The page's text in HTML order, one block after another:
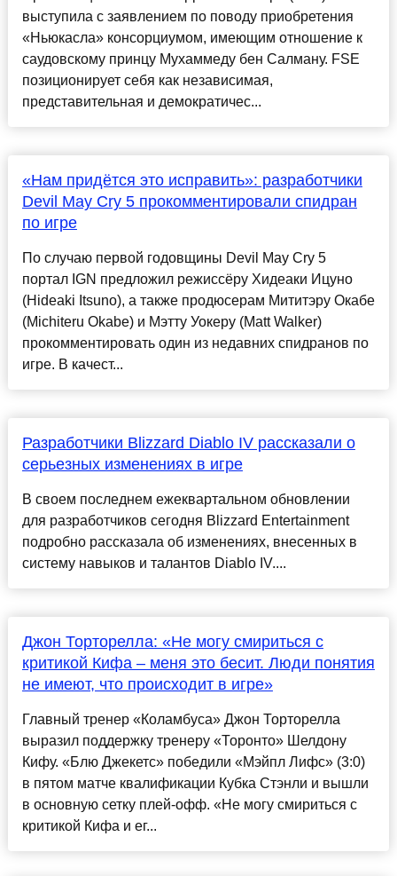
выступила с заявлением по поводу приобретения
«Ньюкасла» консорциумом, имеющим отношение к
саудовскому принцу Мухаммеду бен Салману. FSE
позиционирует себя как независимая,
представительная и демократичес...
«Нам придётся это исправить»: разработчики
Devil May Cry 5 прокомментировали спидран
по игре
По случаю первой годовщины Devil May Cry 5
портал IGN предложил режиссёру Хидеаки Ицуно
(Hideaki Itsuno), а также продюсерам Мититэру Окабе
(Michiteru Okabe) и Мэтту Уокеру (Matt Walker)
прокомментировать один из недавних спидранов по
игре. В качест...
Разработчики Blizzard Diablo IV рассказали о
серьезных изменениях в игре
В своем последнем ежеквартальном обновлении
для разработчиков сегодня Blizzard Entertainment
подробно рассказала об изменениях, внесенных в
систему навыков и талантов Diablo IV....
Джон Торторелла: «Не могу смириться с
критикой Кифа – меня это бесит. Люди понятия
не имеют, что происходит в игре»
Главный тренер «Коламбуса» Джон Торторелла
выразил поддержку тренеру «Торонто» Шелдону
Кифу. «Блю Джекетс» победили «Мэйпл Лифс» (3:0)
в пятом матче квалификации Кубка Стэнли и вышли
в основную сетку плей-офф. «Не могу смириться с
критикой Кифа и ег...